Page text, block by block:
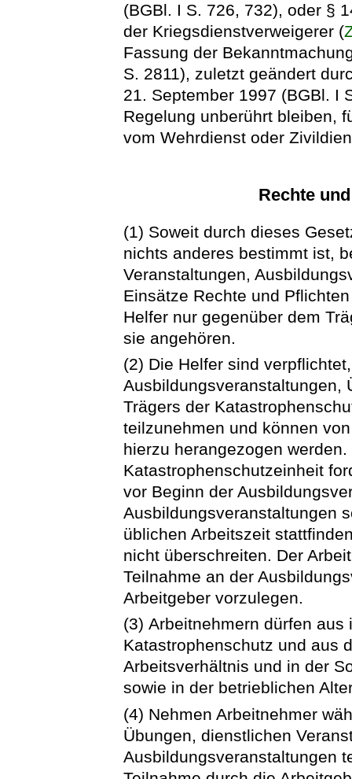
(BGBl. I S. 726, 732), oder §
der Kriegsdienstverweigerer (
Fassung der
S. 2811), zuletzt geändert
21. September 1997 (BGBl. I
Regelung unberührt bleiben,
vom Wehrdienst oder
Rechte
(1) Soweit durch dieses
nichts anderes bestimmt ist,
Veranstaltungen,
Einsätze Rechte und
Helfer nur gegenüber dem
sie angehören.
(2) Die Helfer sind
Ausbildungsveranstaltungen,
Trägers der
teilzunehmen und können
hierzu herangezogen
Katastrophenschutzeinheit
vor Beginn der
Ausbildungsveranstaltungen
üblichen Arbeitszeit
nicht überschreiten. Der
Teilnahme an der
Arbeitgeber vorzulegen.
(3) Arbeitnehmern dürfen
Katastrophenschutz und aus
Arbeitsverhältnis und in der
sowie in der betrieblichen
(4) Nehmen Arbeitnehmer
Übungen, dienstlichen
Ausbildungsveranstaltungen